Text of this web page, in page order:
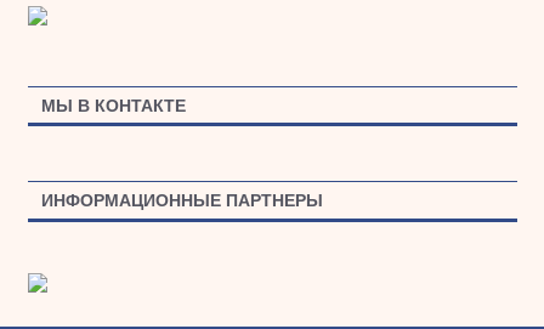
МЫ В КОНТАКТЕ
ИНФОРМАЦИОННЫЕ ПАРТНЕРЫ